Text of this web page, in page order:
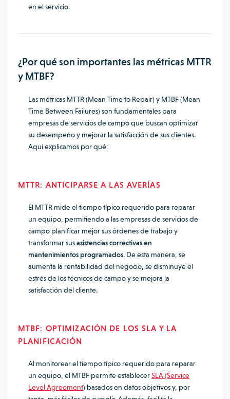
en el servicio.
¿Por qué son importantes las métricas MTTR
y MTBF?
Las métricas MTTR (Mean Time to Repair) y MTBF (Mean
Time Between Failures) son fundamentales para
empresas de servicios de campo que buscan optimizar
su desempeño y mejorar la satisfacción de sus clientes.
Aquí explicamos por qué:
MTTR: ANTICIPARSE A LAS AVERÍAS
El MTTR mide el tiempo típico requerido para reparar
un equipo, permitiendo a las empresas de servicios de
campo planificar mejor sus órdenes de trabajo y
transformar susasistencias correctivas en
mantenimientos programados. De esta manera, se
aumenta la rentabilidad del negocio, se disminuye el
estrés de los técnicos de campo y se mejora la
satisfacción del cliente.
MTBF: OPTIMIZACIÓN DE LOS SLA Y LA
PLANIFICACIÓN
Al monitorear el tiempo típico requerido para reparar
un equipo, el MTBF permite establecerSLA (Service
Level Agreement) basados en datos objetivos y, por